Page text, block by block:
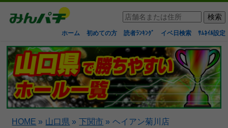
ホーム 初めての方 読者ﾗﾝｷﾝｸﾞ イベ日検索 ｻﾑﾈｲﾙ設定
HOME » 山口県 » 下関市 » ヘイアン菊川店